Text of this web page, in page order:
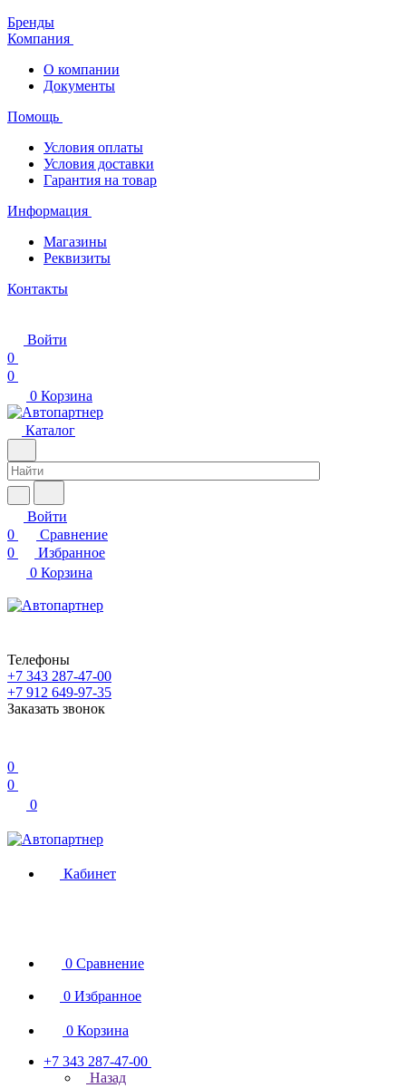
Бренды
Компания
О компании
Документы
Помощь
Условия оплаты
Условия доставки
Гарантия на товар
Информация
Магазины
Реквизиты
Контакты
Войти
0
0
0 Корзина
Каталог
Войти
0
Сравнение
0
Избранное
0 Корзина
Телефоны
+7 343 287-47-00
+7 912 649-97-35
Заказать звонок
0
0
0
Кабинет
0 Сравнение
0 Избранное
0 Корзина
+7 343 287-47-00
Назад